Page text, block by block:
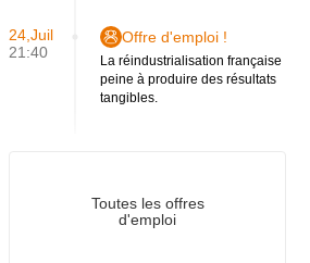
24,Juil
21:40
Offre d'emploi !
La réindustrialisation française
peine à produire des résultats
tangibles.
Toutes les offres
d'emploi